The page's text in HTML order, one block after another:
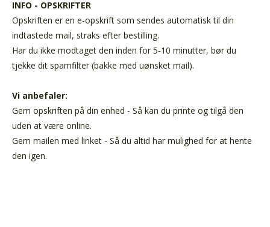
INFO - OPSKRIFTER
Opskriften er en e-opskrift som sendes automatisk til din
indtastede mail, straks efter bestilling.
Har du ikke modtaget den inden for 5-10 minutter, bør du
tjekke dit spamfilter (bakke med uønsket mail).
Vi anbefaler:
Gem opskriften på din enhed - Så kan du printe og tilgå den
uden at være online.
Gem mailen med linket - Så du altid har mulighed for at hente
den igen.